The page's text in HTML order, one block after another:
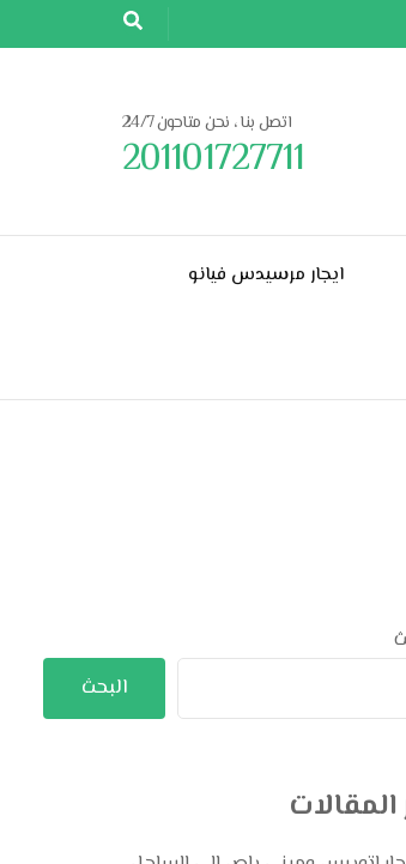
اتصل بنا ، نحن متاحون 24/7
201101727711
ايجار مرسيدس فيانو
البحث
المقالات